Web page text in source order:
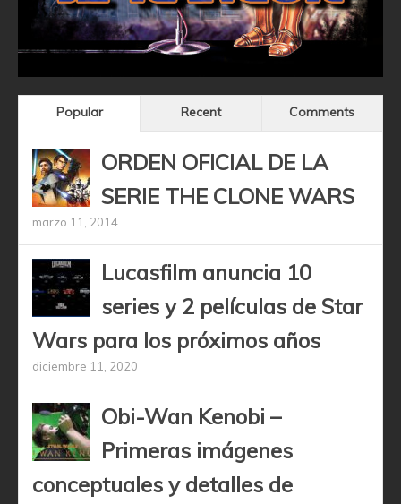
Popular Recent Comments
ORDEN OFICIAL DE LA
SERIE THE CLONE WARS
marzo 11, 2014
Lucasfilm anuncia 10
series y 2 películas de Star
Wars para los próximos años
diciembre 11, 2020
Obi-Wan Kenobi –
Primeras imágenes
conceptuales y detalles de